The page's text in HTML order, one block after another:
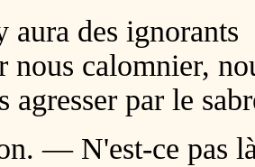
aura des ignorants
nous calomnier,
agresser par le
— N'est-ce pas